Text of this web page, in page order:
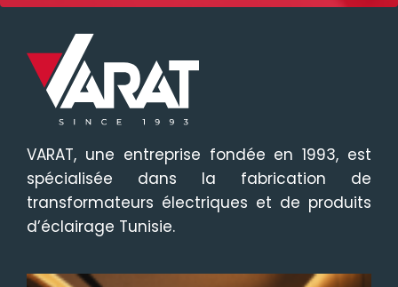
VARAT, une entreprise fondée en 1993, est
spécialisée dans la fabrication de
transformateurs électriques et de produits
d’éclairage Tunisie.